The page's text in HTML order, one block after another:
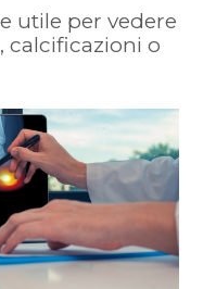
utile per vedere
calcificazioni o